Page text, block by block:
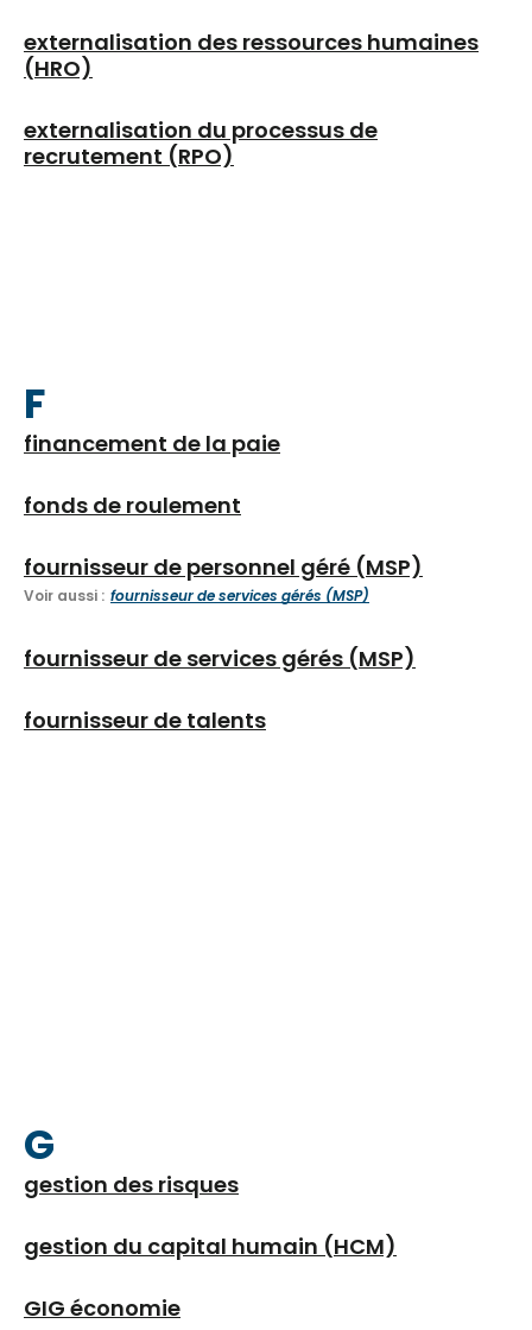
externalisation des ressources humaines
(HRO)
externalisation du processus de
recrutement (RPO)
F
financement de la paie
fonds de roulement
fournisseur de personnel géré (MSP)
Voir aussi : fournisseur de services gérés (MSP)
fournisseur de services gérés (MSP)
fournisseur de talents
G
gestion des risques
gestion du capital humain (HCM)
GIG économie